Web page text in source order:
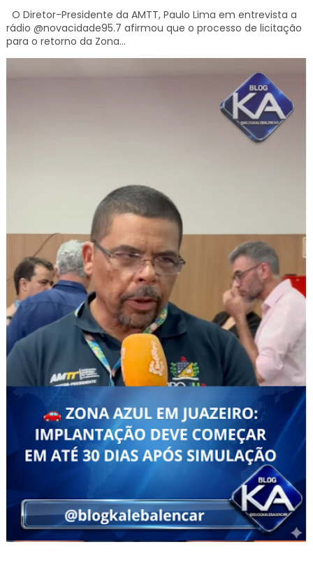
O Diretor-Presidente da AMTT, Paulo Lima em entrevista a
rádio @novacidade95.7 afirmou que o processo de licitação
para o retorno da Zona...